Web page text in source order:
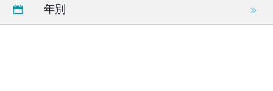
年別